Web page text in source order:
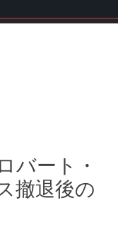
バート・
撤退後の